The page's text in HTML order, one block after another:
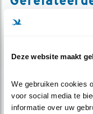
Deze website maakt
We gebruiken cookies
voor social media te
informatie over uw